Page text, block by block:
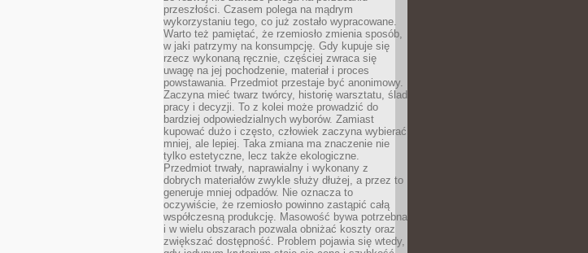
przeszłości. Czasem polega na mądrym
wykorzystaniu tego, co już zostało wypracowane.
Warto też pamiętać, że rzemiosło zmienia sposób,
w jaki patrzymy na konsumpcję. Gdy kupuje się
rzecz wykonaną ręcznie, częściej zwraca się
uwagę na jej pochodzenie, materiał i proces
powstawania. Przedmiot przestaje być anonimowy.
Zaczyna mieć twarz twórcy, historię warsztatu, ślad
pracy i decyzji. To z kolei może prowadzić do
bardziej odpowiedzialnych wyborów. Zamiast
kupować dużo i często, człowiek zaczyna wybierać
mniej, ale lepiej. Taka zmiana ma znaczenie nie
tylko estetyczne, lecz także ekologiczne.
Przedmiot trwały, naprawialny i wykonany z
dobrych materiałów zwykle służy dłużej, a przez to
generuje mniej odpadów. Nie oznacza to
oczywiście, że rzemiosło powinno zastąpić całą
współczesną produkcję. Masowość bywa potrzebna
i w wielu obszarach pozwala obniżać koszty oraz
zwiększać dostępność. Problem pojawia się wtedy,